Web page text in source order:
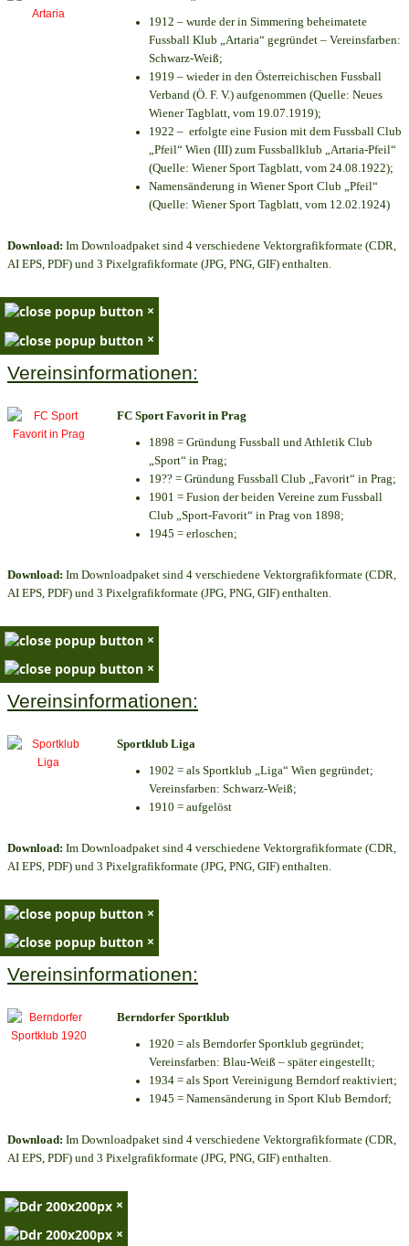
1912 – wurde der in Simmering beheimatete
Fussball Klub „Artaria“ gegründet – Vereinsfarben:
Schwarz-Weiß;
1919 – wieder in den Österreichischen Fussball
Verband (Ö. F. V.) aufgenommen (Quelle: Neues
Wiener Tagblatt, vom 19.07.1919);
1922 – erfolgte eine Fusion mit dem Fussball Club
„Pfeil“ Wien (III) zum Fussballklub „Artaria-Pfeil“
(Quelle: Wiener Sport Tagblatt, vom 24.08.1922);
Namensänderung in Wiener Sport Club „Pfeil“
(Quelle: Wiener Sport Tagblatt, vom 12.02.1924)
Download: Im Downloadpaket sind 4 verschiedene Vektorgrafikformate (CDR,
AI EPS, PDF) und 3 Pixelgrafikformate (JPG, PNG, GIF) enthalten.
×
×
Vereinsinformationen:
FC Sport Favorit in Prag
1898 = Gründung Fussball und Athletik Club
„Sport“ in Prag;
19?? = Gründung Fussball Club „Favorit“ in Prag;
1901 = Fusion der beiden Vereine zum Fussball
Club „Sport-Favorit“ in Prag von 1898;
1945 = erloschen;
Download: Im Downloadpaket sind 4 verschiedene Vektorgrafikformate (CDR,
AI EPS, PDF) und 3 Pixelgrafikformate (JPG, PNG, GIF) enthalten.
×
×
Vereinsinformationen:
Sportklub Liga
1902 = als Sportklub „Liga“ Wien gegründet;
Vereinsfarben: Schwarz-Weiß;
1910 = aufgelöst
Download: Im Downloadpaket sind 4 verschiedene Vektorgrafikformate (CDR,
AI EPS, PDF) und 3 Pixelgrafikformate (JPG, PNG, GIF) enthalten.
×
×
Vereinsinformationen:
Berndorfer Sportklub
1920 = als Berndorfer Sportklub gegründet;
Vereinsfarben: Blau-Weiß – später eingestellt;
1934 = als Sport Vereinigung Berndorf reaktiviert;
1945 = Namensänderung in Sport Klub Berndorf;
Download: Im Downloadpaket sind 4 verschiedene Vektorgrafikformate (CDR,
AI EPS, PDF) und 3 Pixelgrafikformate (JPG, PNG, GIF) enthalten.
×
×